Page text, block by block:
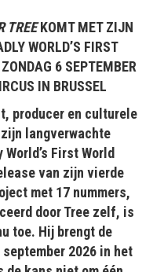
TREEKOMT MET ZIJN
WORLD’S FIRST
6 SEPTEMBER
IN BRUSSEL
producer en culturele
langverwachte
First World
van zijn vierde
met 17 nummers,
door Tree zelf, is
toe. Hij brengt de
2026 in het